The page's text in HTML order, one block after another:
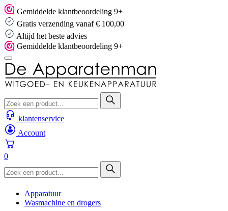
Skip
to
content
Gemiddelde klantbeoordeling 9+
Gratis verzending vanaf € 100,00
Altijd het beste advies
Gemiddelde klantbeoordeling 9+
klantenservice
Account
0
Apparatuur
Wasmachine en drogers